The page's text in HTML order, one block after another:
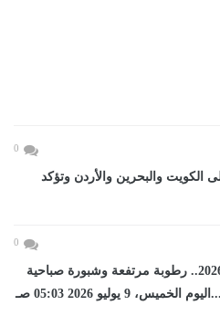
0
الكويت والبحرين والأردن وتؤكد
0
طقس الخميس 9 يوليو 2026.. رطوبة مرتفعة وشبورة صباحية
9 يوليو 2026 05:03 صـ